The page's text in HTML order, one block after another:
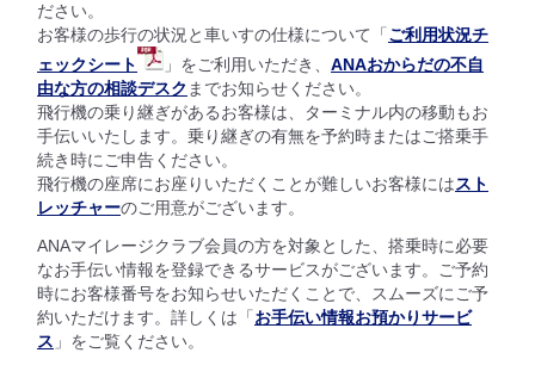
ださい。
お客様の歩行の状況と車いすの仕様について「 ご利用状況チ
ェックシート
」をご利用いただき、 ANAおからだの不自
由な方の相談デスク までお知らせください。
飛行機の乗り継ぎがあるお客様は、ターミナル内の移動もお
手伝いいたします。乗り継ぎの有無を予約時またはご搭乗手
続き時にご申告ください。
飛行機の座席にお座りいただくことが難しいお客様にはスト
レッチャーのご用意がございます。
ANAマイレージクラブ会員の方を対象とした、搭乗時に必要
なお手伝い情報を登録できるサービスがございます。ご予約
時にお客様番号をお知らせいただくことで、スムーズにご予
約いただけます。詳しくは「 お手伝い情報お預かりサービ
ス 」をご覧ください。